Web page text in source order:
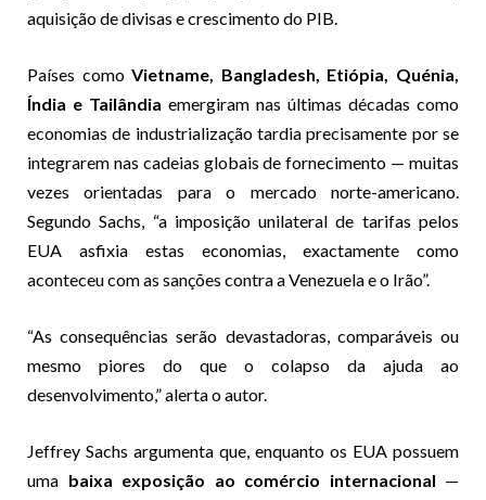
aquisição de divisas e crescimento do PIB.
Países comoVietname, Bangladesh, Etiópia, Quénia,
Índia e Tailândia emergiram nas últimas décadas como
economias de industrialização tardia precisamente por se
integrarem nas cadeias globais de fornecimento — muitas
vezes orientadas para o mercado norte-americano.
Segundo Sachs, “a imposição unilateral de tarifas pelos
EUA asfixia estas economias, exactamente como
aconteceu com as sanções contra a Venezuela e o Irão”.
“As consequências serão devastadoras, comparáveis ou
mesmo piores do que o colapso da ajuda ao
desenvolvimento,” alerta o autor.
Jeffrey Sachs argumenta que, enquanto os EUA possuem
uma baixa exposição ao comércio internacional —